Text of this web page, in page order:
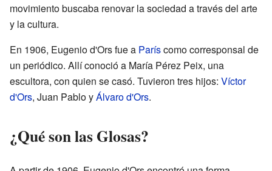
movimiento buscaba renovar la sociedad a través del arte
y la cultura.
En 1906, Eugenio d'Ors fue a Paríscomo corresponsal de
un periódico. Allí conoció a María Pérez Peix, una
escultora, con quien se casó. Tuvieron tres hijos: Víctor
d'Ors, Juan Pablo yÁlvaro d'Ors.
¿Qué son las Glosas?